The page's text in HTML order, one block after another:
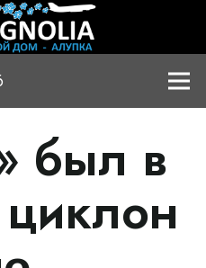
был в